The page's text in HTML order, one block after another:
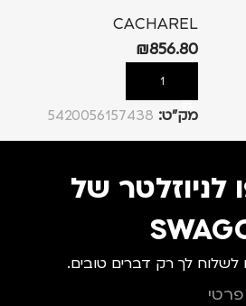
CACHAREL
₪856.80
הוספה לסל
מק”ט: 5420056157438
לניוזלטר של
לשלוח לך רק דברים טובים.